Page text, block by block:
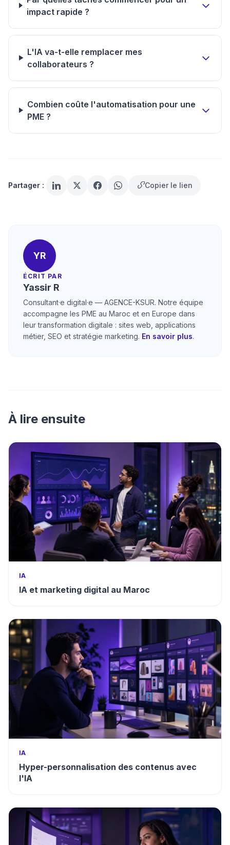
impact rapide ?
L'IA va-t-elle remplacer mes
collaborateurs ?
Combien coûte l'automatisation pour une
PME ?
Partager : Copier le lien
YR
ÉCRIT PAR
Yassir R
Consultant·e digital·e — AGENCE-KSUR. Notre équipe
accompagne les PME au Maroc et en Europe dans
leur transformation digitale : sites web, applications
métier, SEO et stratégie marketing. En savoir plus.
À lire ensuite
IA
IA et marketing digital au Maroc
IA
Hyper-personnalisation des contenus avec
l'IA